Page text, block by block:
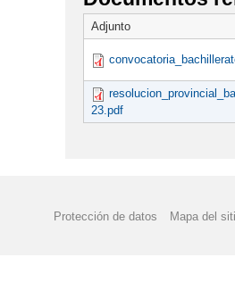
Adjunto
23.pdf
Protección de datos Mapa del